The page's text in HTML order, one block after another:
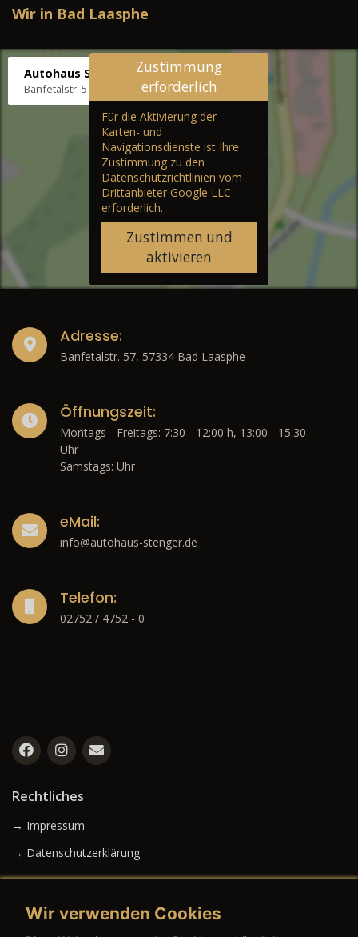
Wir in Bad Laasphe
Autohaus Stenger
Banfetalstr. 57, 57334 Bad Laasphe
Zustimmung
erforderlich
Für die Aktivierung der
Karten- und
Navigationsdienste ist Ihre
Zustimmung zu den
Datenschutzrichtlinien vom
Drittanbieter Google LLC
erforderlich.
Zustimmen und
aktivieren
Adresse:
Banfetalstr. 57, 57334 Bad Laasphe
Öffnungszeit:
Montags - Freitags: 7:30 - 12:00 h, 13:00 - 15:30
Uhr
Samstags: Uhr
eMail:
info@autohaus-stenger.de
Telefon:
02752 / 4752 - 0
Rechtliches
→ Impressum
→ Datenschutzerklärung
Wir verwenden Cookies